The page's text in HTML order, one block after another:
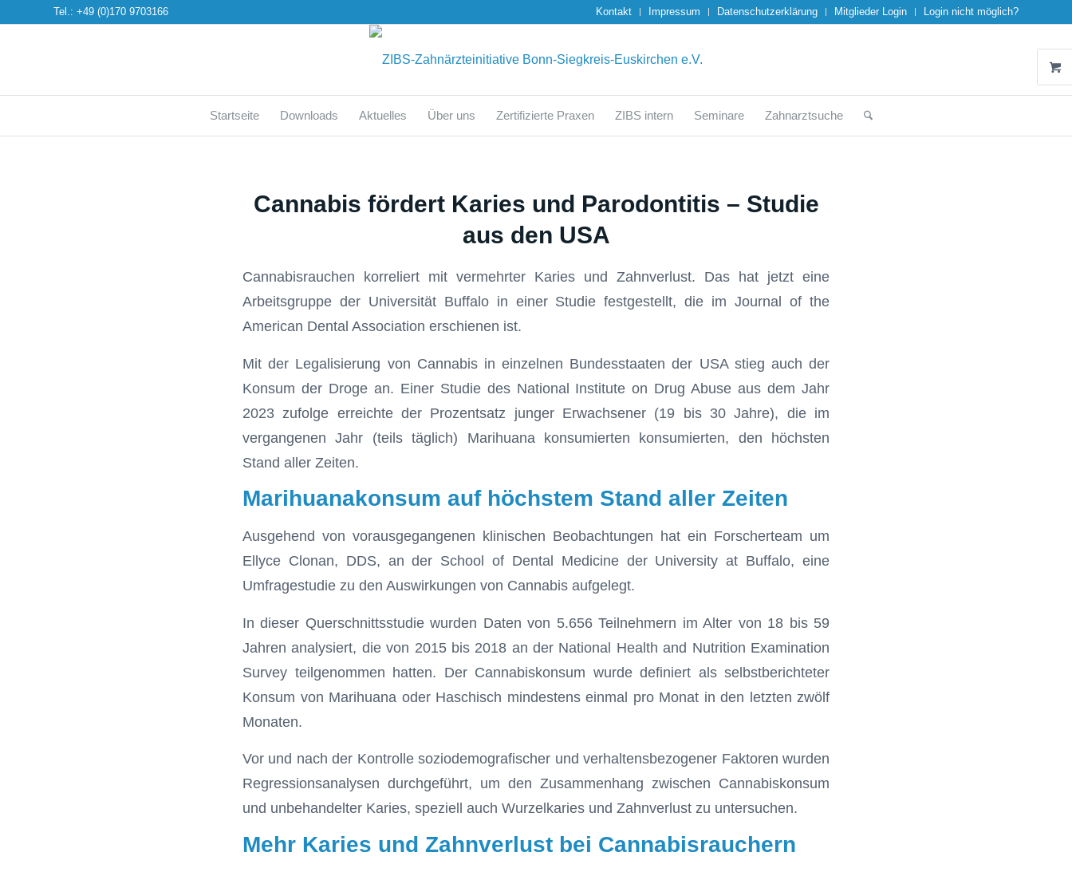
Kontakt Impressum Datenschutzerklärung Mitglieder Login Login nicht möglich?
Tel.: +49 (0)170 9703166
Startseite Downloads Aktuelles Über uns Zertifizierte Praxen ZIBS intern Seminare Zahnarztsuche
Cannabis fördert Karies und Parodontitis – Studie
aus den USA
Cannabisrauchen korreliert mit vermehrter Karies und Zahnverlust. Das hat jetzt eine
Arbeitsgruppe der Universität Buffalo in einer Studie festgestellt, die im Journal of the
American Dental Association erschienen ist.
Mit der Legalisierung von Cannabis in einzelnen Bundesstaaten der USA stieg auch der
Konsum der Droge an. Einer Studie des National Institute on Drug Abuse aus dem Jahr
2023 zufolge erreichte der Prozentsatz junger Erwachsener (19 bis 30 Jahre), die im
vergangenen Jahr (teils täglich) Marihuana konsumierten konsumierten, den höchsten
Stand aller Zeiten.
Marihuanakonsum auf höchstem Stand aller Zeiten
Ausgehend von vorausgegangenen klinischen Beobachtungen hat ein Forscherteam um
Ellyce Clonan, DDS, an der School of Dental Medicine der University at Buffalo, eine
Umfragestudie zu den Auswirkungen von Cannabis aufgelegt.
In dieser Querschnittsstudie wurden Daten von 5.656 Teilnehmern im Alter von 18 bis 59
Jahren analysiert, die von 2015 bis 2018 an der National Health and Nutrition Examination
Survey teilgenommen hatten. Der Cannabiskonsum wurde definiert als selbstberichteter
Konsum von Marihuana oder Haschisch mindestens einmal pro Monat in den letzten zwölf
Monaten.
Vor und nach der Kontrolle soziodemografischer und verhaltensbezogener Faktoren wurden
Regressionsanalysen durchgeführt, um den Zusammenhang zwischen Cannabiskonsum
und unbehandelter Karies, speziell auch Wurzelkaries und Zahnverlust zu untersuchen.
Mehr Karies und Zahnverlust bei Cannabisrauchern